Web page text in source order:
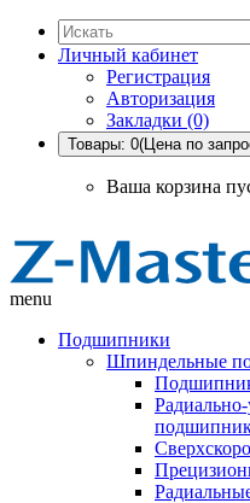
Личный кабинет
Регистрация
Авторизация
Закладки (0)
Товары: 0(Цена по
Ваша корзина
menu
Подшипники
Шпиндельные